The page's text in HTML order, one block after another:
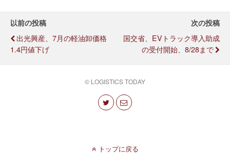
以前の投稿
出光興産、7月の軽油卸価格
1.4円値下げ
次の投稿
国交省、EVトラック導入助成
の受付開始、8/28まで
© LOGISTICS TODAY
トップに戻る